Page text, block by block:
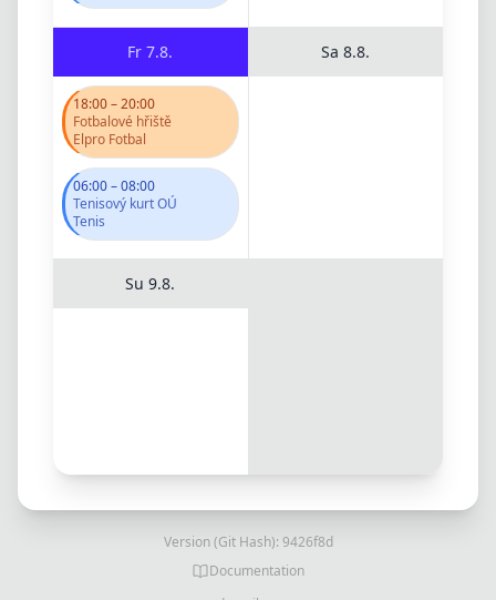
Fr 7.8.
18:00–20:00
Fotbalové hřiště
Elpro Fotbal
06:00–08:00
Tenisový kurt OÚ
Tenis
Sa 8.8.
Su 9.8.
Version (Git Hash): 9426f8d
Documentation